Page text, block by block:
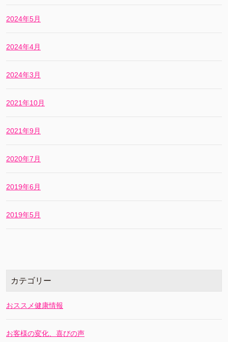
2024年5月
2024年4月
2024年3月
2021年10月
2021年9月
2020年7月
2019年6月
2019年5月
カテゴリー
おススメ健康情報
お客様の変化、喜びの声